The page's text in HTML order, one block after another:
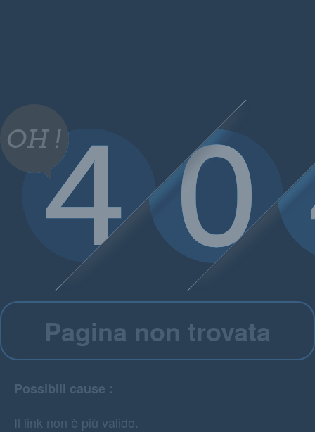
Pagina non trovata
Possibili cause :
Il link non è più valido.